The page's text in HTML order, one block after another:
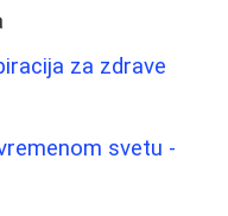
za zdrave
svetu -